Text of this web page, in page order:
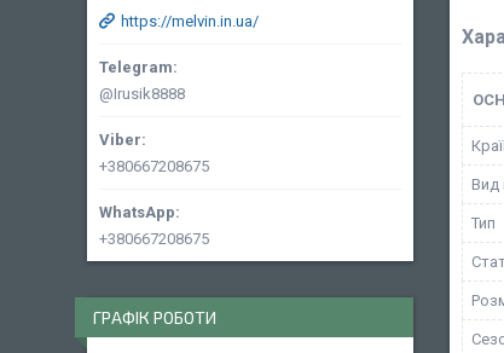
Вид
Тип
https://melvin.in.ua/
@Irusik8888
+380667208675
+380667208675
ГРАФІК РОБОТИ